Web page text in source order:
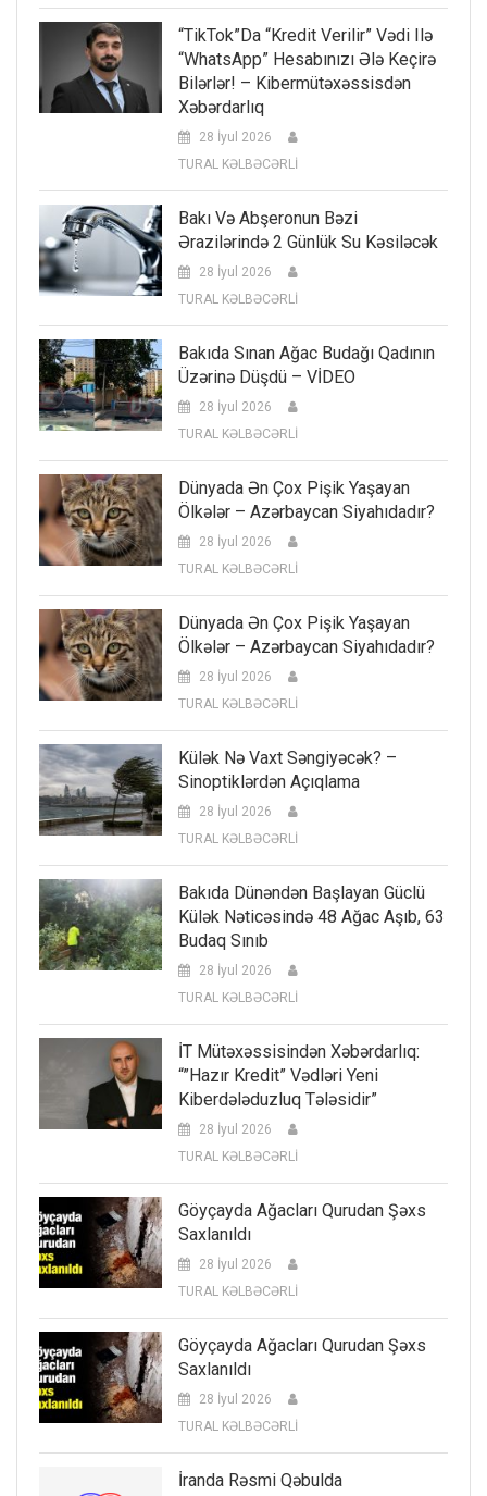
“TikTok”da “kredit Verilir” Vədi Ilə
“WhatsApp” Hesabınızı Ələ Keçirə
Bilərlər! – Kibermütəxəssisdən
Xəbərdarlıq
28 İyul 2026
TURAL KƏLBƏCƏRLİ
Bakı Və Abşeronun Bəzi
Ərazilərində 2 Günlük Su Kəsiləcək
28 İyul 2026
TURAL KƏLBƏCƏRLİ
Bakıda Sınan Ağac Budağı Qadının
Üzərinə Düşdü – VİDEO
28 İyul 2026
TURAL KƏLBƏCƏRLİ
Dünyada Ən Çox Pişik Yaşayan
Ölkələr – Azərbaycan Siyahıdadır?
28 İyul 2026
TURAL KƏLBƏCƏRLİ
Dünyada Ən Çox Pişik Yaşayan
Ölkələr – Azərbaycan Siyahıdadır?
28 İyul 2026
TURAL KƏLBƏCƏRLİ
Külək Nə Vaxt Səngiyəcək? –
Sinoptiklərdən Açıqlama
28 İyul 2026
TURAL KƏLBƏCƏRLİ
Bakıda Dünəndən Başlayan Güclü
Külək Nəticəsində 48 Ağac Aşıb, 63
Budaq Sınıb
28 İyul 2026
TURAL KƏLBƏCƏRLİ
İT Mütəxəssisindən Xəbərdarlıq:
“”Hazır Kredit” Vədləri Yeni
Kiberdələduzluq Tələsidir”
28 İyul 2026
TURAL KƏLBƏCƏRLİ
Göyçayda Ağacları Qurudan Şəxs
Saxlanıldı
28 İyul 2026
TURAL KƏLBƏCƏRLİ
Göyçayda Ağacları Qurudan Şəxs
Saxlanıldı
28 İyul 2026
TURAL KƏLBƏCƏRLİ
İranda Rəsmi Qəbulda